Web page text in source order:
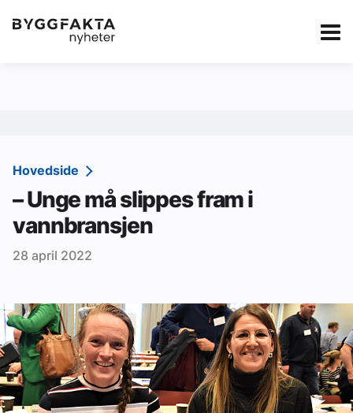
Kategorier Jobbmarkedet Annonsere i
Redaksjonen
Om Byggfakta
Annonsere
Abonnere
Tips oss
Ledige stillinger
Hovedside
– Unge må slippes fram i
vannbransjen
28 april 2022